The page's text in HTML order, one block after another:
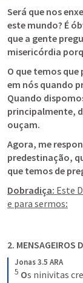
Será que nos
este mundo? É
que a gente
misericórdia
O que temos que
em nós quando
Quando
principalmente,
ouçam.
Agora, me
predestinação,
que temos de
Dobradiça: Este
e para sermos:
2. MENSAGEIROS
Jonas 3.5 ARA
5 Os ninivitas